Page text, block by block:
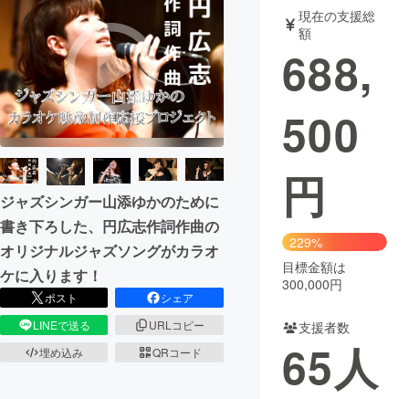
テクノロジー・ガジェット
映像・映画 書籍・雑誌
ビジネス・起業 チャレンジ
まちづくり・地域活性化
CAMPFIRE for Social Good
CAMPFIRE Creation
CAMPFIREふるさと納税machi-ya コミュニティ
ジャズシンガー山添ゆかのために
書き下ろした、円広志作詞作曲の
オリジナルジャズソングがカラオ
ケに入ります！
ポスト
シェア
LINEで送る
URLコピー
埋め込み
QRコード
現在の支援総
額
688,
500
円
229%
目標金額は
300,000円
支援者数
65人